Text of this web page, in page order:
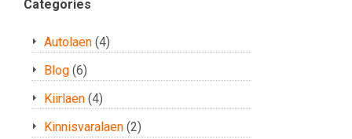
Categories
Autolaen (4)
Blog (6)
Kiirlaen (4)
Kinnisvaralaen (2)